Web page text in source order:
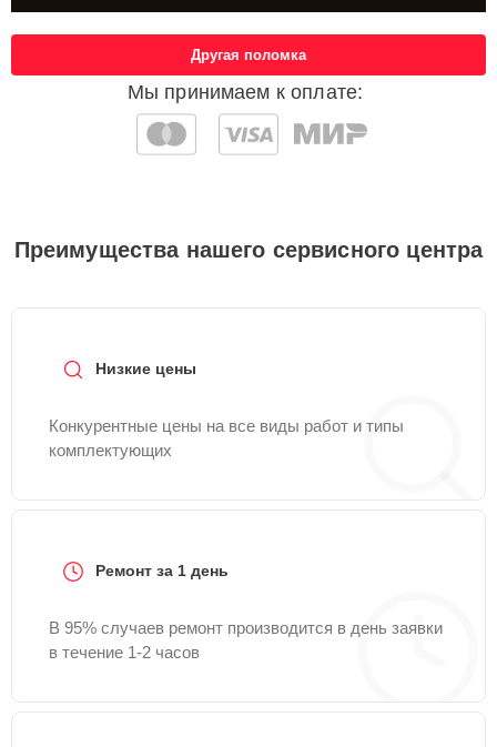
Мы принимаем к оплате:
Другая поломка
Преимущества нашего сервисного центра
Низкие цены
Конкурентные цены на все виды работ и типы
комплектующих
Ремонт за 1 день
В 95% случаев ремонт производится в день заявки
в течение 1-2 часов